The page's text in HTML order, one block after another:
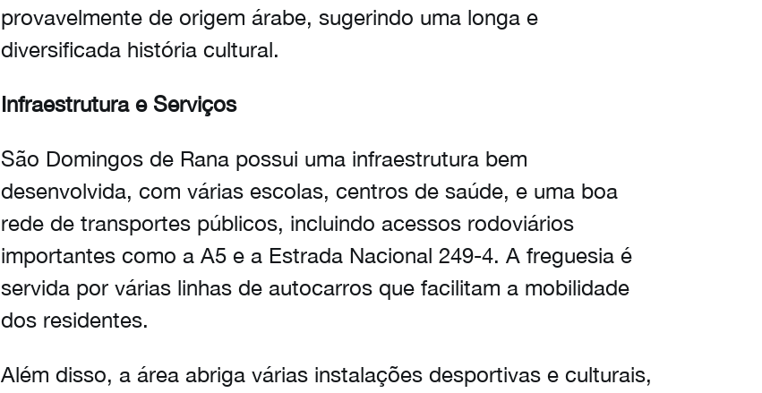
provavelmente de origem árabe, sugerindo uma longa e
diversificada história cultural.
Infraestrutura e Serviços
São Domingos de Rana possui uma infraestrutura bem
desenvolvida, com várias escolas, centros de saúde, e uma boa
rede de transportes públicos, incluindo acessos rodoviários
importantes como a A5 e a Estrada Nacional 249-4. A freguesia é
servida por várias linhas de autocarros que facilitam a mobilidade
dos residentes.
Além disso, a área abriga várias instalações desportivas e culturais,